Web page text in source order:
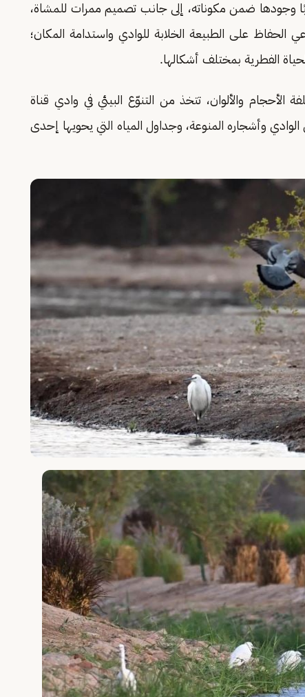
وجودها ضمن مكوناته، إلى جانب تصميم ممرات للمشاة،
على الطبيعة الخلابة للوادي واستدامة المكان؛
الفطرية بمختلف أشكالها.
الأحجام والألوان، تتخذ من التنوّع البيئي في وادي قناة
وأشجاره المنوعة، وجداول المياه التي يحويها إحدى